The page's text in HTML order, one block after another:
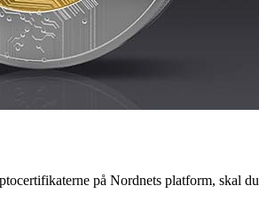
på Nordnets platform, skal